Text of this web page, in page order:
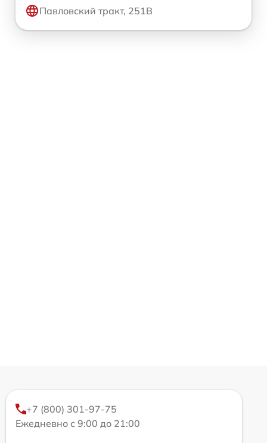
Павловский тракт, 251В
+7 (800) 301-97-75
Ежедневно с 9:00 до 21:00